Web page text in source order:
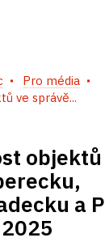
Pro média
ve správě...
a